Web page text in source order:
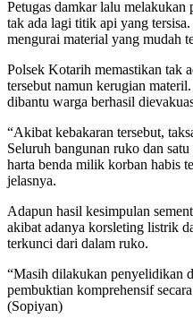
Petugas damkar lalu melakukan
tak ada lagi titik api yang
mengurai material yang mudah
Polsek Kotarih memastikan tak
tersebut namun kerugian
dibantu warga berhasil
“Akibat kebakaran tersebut,
Seluruh bangunan ruko dan
harta benda milik korban habis
jelasnya.
Adapun hasil kesimpulan
akibat adanya korsleting listrik
terkunci dari dalam ruko.
“Masih dilakukan penyelidikan
pembuktian komprehensif
(Sopiyan)